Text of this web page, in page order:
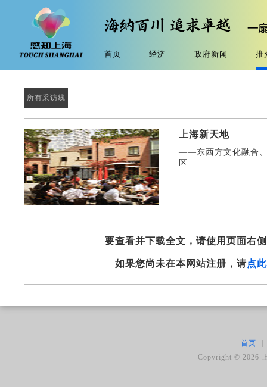
首页 经济 政府新闻 推
所有采访线
上海新天地
——东西方文化融合、
区
要查看并下载全文，请使用页面右
如果您尚未在本网站注册，请点
首页
Copyright ©2026